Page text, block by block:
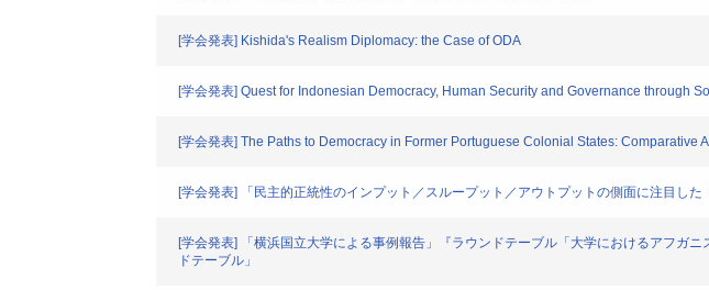
[学会発表] Kishida's Realism Diplomacy: the Case of ODA
[学会発表] Quest for Indonesian Democracy, Human Security and Governance through
[学会発表] The Paths to Democracy in Former Portuguese Colonial States: Comparative
[学会発表] 「民主的正統性のインプット／スループット／アウトプットの側面に注目した
[学会発表] 「横浜国立大学による事例報告」『ラウンドテーブル「大学におけるアフガ
ドテーブル」